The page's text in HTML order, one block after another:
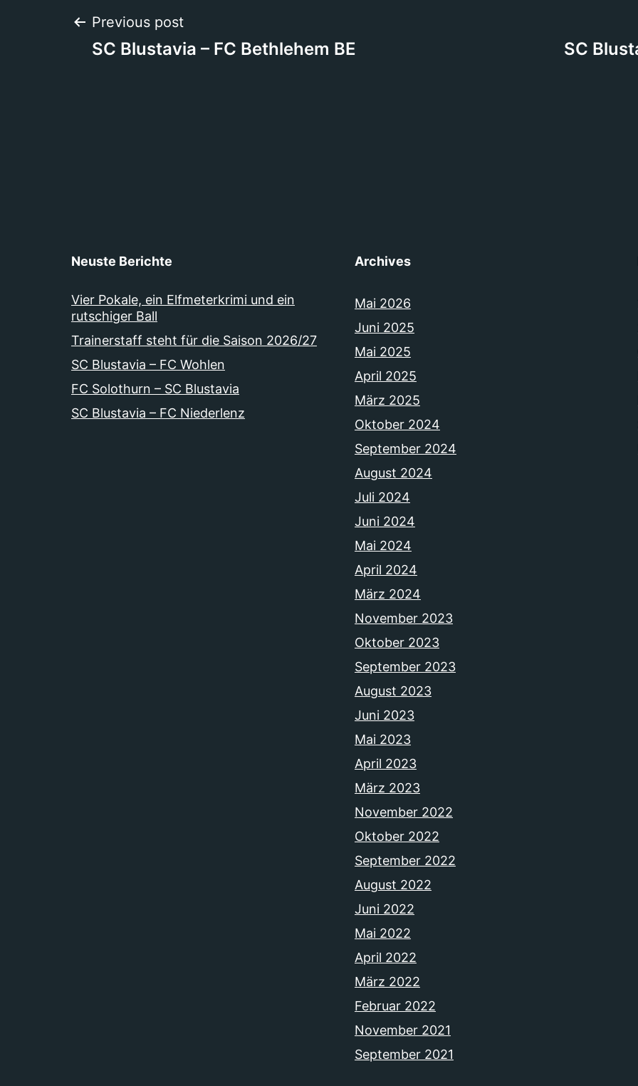
Beitragsnavigation
Previous post
SC Blustavia – FC Bethlehem BE SC
Neuste Berichte
Vier Pokale, ein Elfmeterkrimi und ein
rutschiger Ball
Trainerstaff steht für die Saison 2026/27
SC Blustavia – FC Wohlen
FC Solothurn – SC Blustavia
SC Blustavia – FC Niederlenz
Archives
Mai 2026
Juni 2025
Mai 2025
April 2025
März 2025
Oktober 2024
September 2024
August 2024
Juli 2024
Juni 2024
Mai 2024
April 2024
März 2024
November 2023
Oktober 2023
September 2023
August 2023
Juni 2023
Mai 2023
April 2023
März 2023
November 2022
Oktober 2022
September 2022
August 2022
Juni 2022
Mai 2022
April 2022
März 2022
Februar 2022
November 2021
September 2021